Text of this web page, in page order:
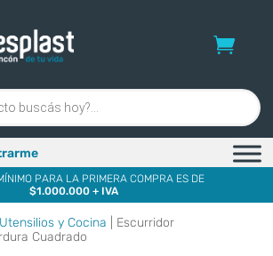
PARA LA PRIMERA COMPRA ES DE
$1.000.000 + IVA
Utensilios y Cocina | Escurridor
Cuadrado